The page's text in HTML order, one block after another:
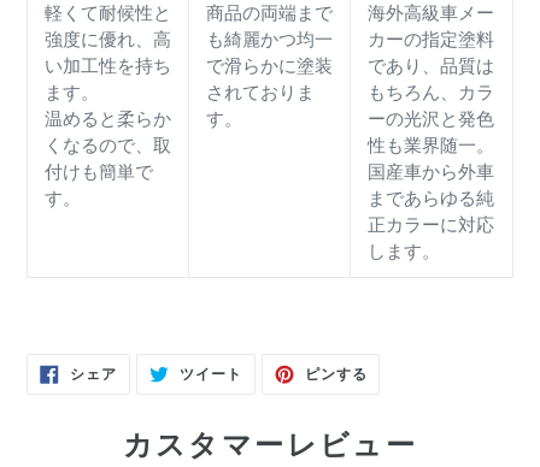
軽くて耐候性と
強度に優れ、高
い加工性を持ち
ます。
温めると柔らか
くなるので、取
付けも簡単で
す。
商品の両端まで
も綺麗かつ均一
で滑らかに塗装
されておりま
す。
海外高級車メー
カーの指定塗料
であり、品質は
もちろん、カラ
ーの光沢と発色
性も業界随一。
国産車から外車
まであらゆる純
正カラーに対応
します。
シェアFACEBOOK
す
る
ツイート
TWITTER
る
ピンする
る
カスタマーレビュー